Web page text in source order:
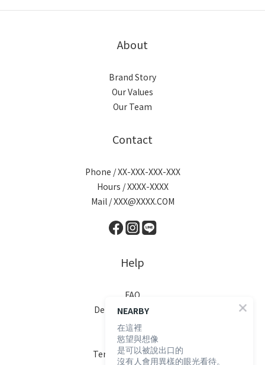
About
Brand Story
Our Values
Our Team
Contact
Phone / XX-XXX-XXX-XXX
Hours / XXXX-XXXX
Mail / XXX@XXXX.COM
Help
FAQ
Delivery & Shipping
Payment
Return Policy
Terms & Conditions
NEARBY
在這裡
慾望與想像
是可以被說出口的
沒有人會用異樣的眼光看待。